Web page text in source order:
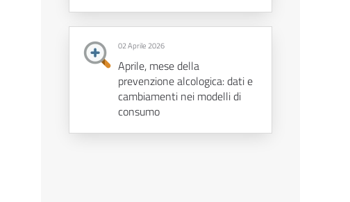
02 Aprile 2026
Aprile, mese della
prevenzione alcologica: dati e
cambiamenti nei modelli di
consumo